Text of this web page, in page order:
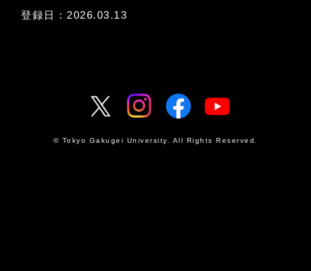
登録日：2026.03.13
© Tokyo Gakugei University. All Rights Reserved.